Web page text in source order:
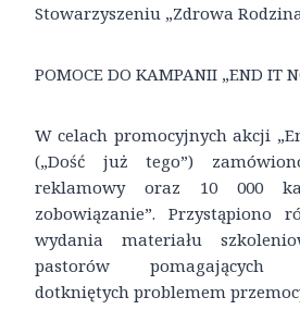
Stowarzyszeniu „Zdrowa
POMOCE DO KAMPANII „END IT
W celach promocyjnych akcji
(„Dość już tego”)
reklamowy oraz 10 000
zobowiązanie”. Przystąpiono
wydania materiału
pastorów pomagających
dotkniętych problemem